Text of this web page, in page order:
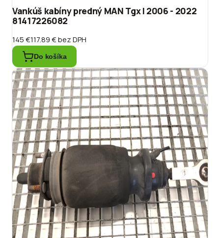
Vankúš kabíny predný MAN Tgx I 2006 - 2022
81417226082
145 €117.89 €bez DPH
Do košíka